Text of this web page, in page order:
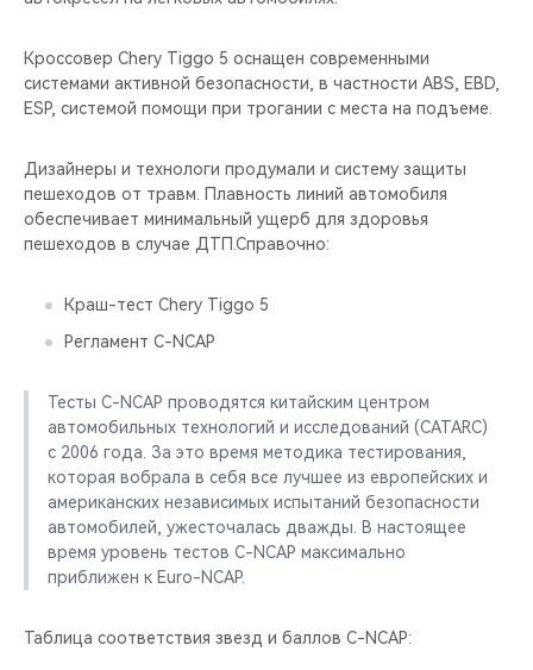
Кроссовер Chery Tiggo 5 оснащен современными
системами активной безопасности, в частности ABS, EBD,
ESP, системой помощи при трогании с места на подъеме.
Дизайнеры и технологи продумали и систему защиты
пешеходов от травм. Плавность линий автомобиля
обеспечивает минимальный ущерб для здоровья
пешеходов в случае ДТП.Справочно:
Краш-тест Chery Tiggo 5
Регламент C-NCAP
Тесты C-NCAP проводятся китайским центром
автомобильных технологий и исследований (CATARC)
с 2006 года. За это время методика тестирования,
которая вобрала в себя все лучшее из европейских и
американских независимых испытаний безопасности
автомобилей, ужесточалась дважды. В настоящее
время уровень тестов C-NCAP максимально
приближен к Euro-NCAP.
Таблица соответствия звезд и баллов С-NCAP: